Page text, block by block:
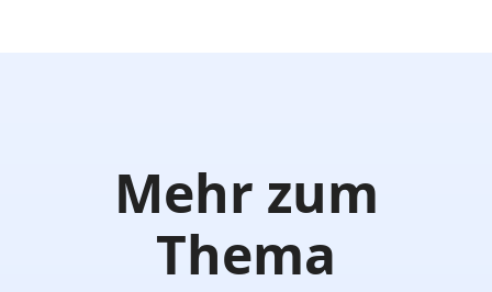
Mehr zum
Thema